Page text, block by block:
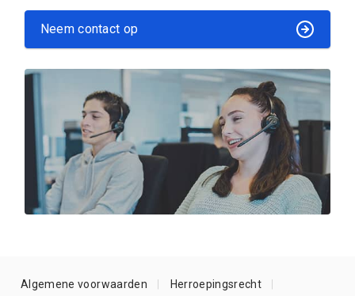
Neem contact op
Algemene voorwaarden Herroepingsrecht